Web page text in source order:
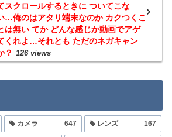
スクロールするときに ついてこな
…俺のはアタリ端末なのか カクつくこ
は無い てか どんな感じか動画でアゲ
くれよ…それとも ただのネガキャン
？ 126 views
カメラ 647 レンズ 167